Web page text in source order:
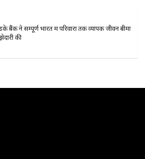
ने सम्पूर्ण भारत में परिवारों तक व्यापक जीवन बीमा
की